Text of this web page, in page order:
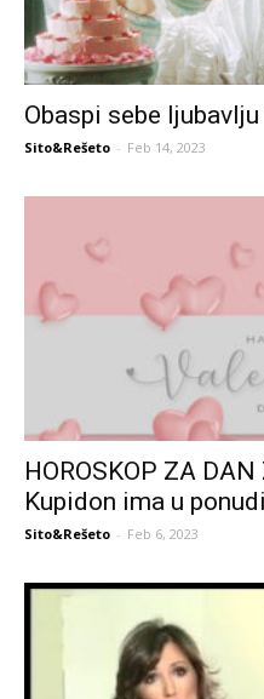
Obaspi sebe
Sito&Rešeto - Feb 14, 2023
HOROSKOP ZA
Kupidon ima u
Sito&Rešeto - Feb 6, 2023